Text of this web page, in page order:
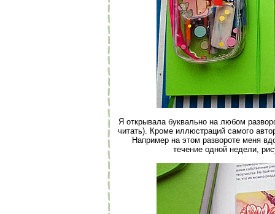
Я открывала буквально на любом
читать). Кроме иллюстраций самого
Например на этом развороте меня
течение одной недели,